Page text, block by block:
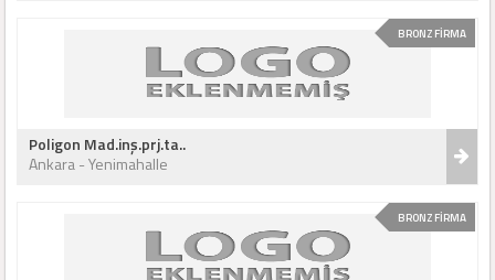
BRONZ FİRMA
Poligon Mad.inş.prj.ta..
Ankara - Yenimahalle
BRONZ FİRMA